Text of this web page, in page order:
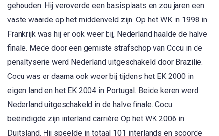
gehouden. Hij veroverde een basisplaats en zou jaren een
vaste waarde op het middenveld zijn. Op het WK in 1998 in
Frankrijk was hij er ook weer bij, Nederland haalde de halve
finale. Mede door een gemiste strafschop van Cocu in de
penaltyserie werd Nederland uitgeschakeld door Brazilië.
Cocu was er daarna ook weer bij tijdens het EK 2000 in
eigen land en het EK 2004 in Portugal. Beide keren werd
Nederland uitgeschakeld in de halve finale. Cocu
beëindigde zijn interland carrière Op het WK 2006 in
Duitsland. Hij speelde in totaal 101 interlands en scoorde